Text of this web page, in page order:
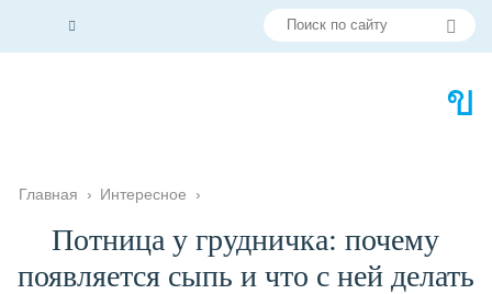
Главная › Интересное ›
Потница у грудничка: почему
появляется сыпь и что с ней делать